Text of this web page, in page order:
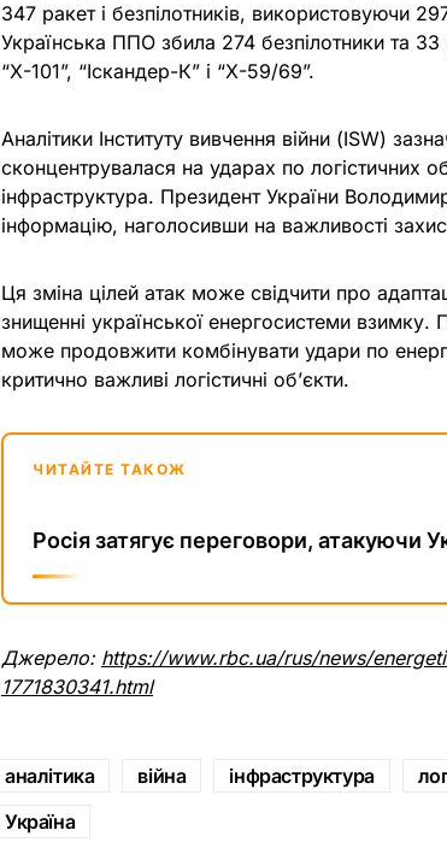
347 ракет і безпілотників, використовуючи
Українська ППО збила 274 безпілотники та
“Х-101”, “Іскандер-К” і “Х-59/69”.
Аналітики Інституту вивчення війни (ISW)
сконцентрувалася на ударах по логістичних
інфраструктура. Президент України
інформацію, наголосивши на важливості
Ця зміна цілей атак може свідчити про
знищенні української енергосистеми
може продовжити комбінувати удари по
критично важливі логістичні об’єкти.
ЧИТАЙТЕ ТАКОЖ
Росія затягує переговори, атакуючи
Джерело: https://www.rbc.ua/rus/news/
1771830341.html
аналітика війна інфраструктура
Україна